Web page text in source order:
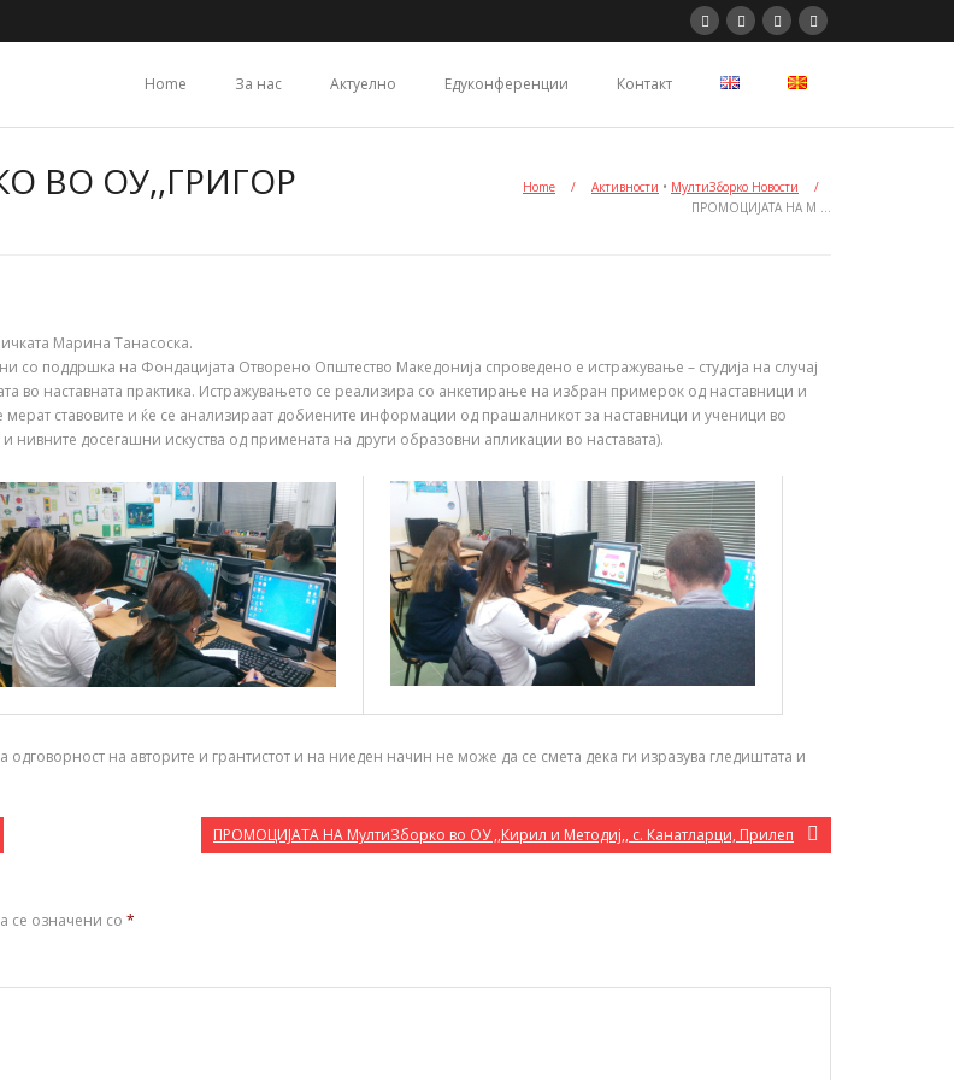
Home За нас Актуелно Едуконференции Контакт
ВО ОУ,,ГРИГОР Home / Активности • МултиЗборко Новости
/
ПРОМОЦИЈАТА НА М …
Марина Танасоска.
со поддршка на Фондацијата Отворено Општество Македонија спроведено е истражување – студија на случај
во наставната практика. Истражувањето се реализира со анкетирање на избран примерок од наставници и
мерат ставовите и ќе се анализираат добиените информации од прашалникот за наставници и ученици во
досегашни искуства од примената на други образовни апликации во наставата).
на авторите и грантистот и на ниеден начин не може да се смета дека ги изразува гледиштата и
ПРОМОЦИЈАТА НА МултиЗборко во ОУ ,,Кирил и Методиј,, с. Канатларци, Прилеп
се означени со *